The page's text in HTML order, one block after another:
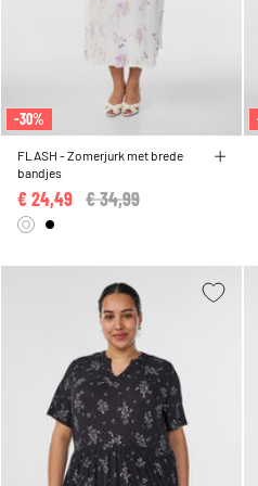
-30%
FLASH - Zomerjurk met brede
bandjes
Price reduced from
€ 34,99
€ 24,49